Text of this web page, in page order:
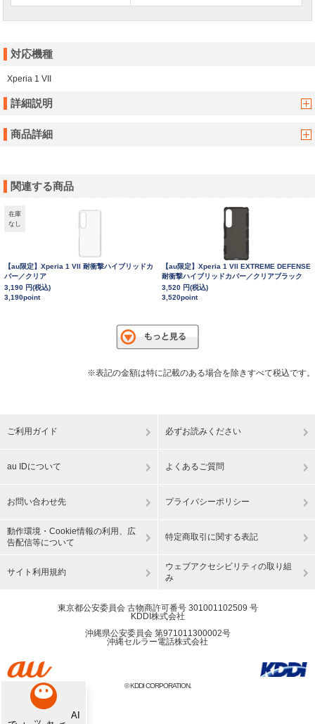
対応機種
Xperia 1 VII
詳細説明
商品詳細
関連する商品
在庫
なし
【au限定】Xperia 1 VII 耐衝撃ハイブリッドカ
バー／クリア
3,190 円(税込)
3,190point
【au限定】Xperia 1 VII EXTREME DEFENSE
耐衝撃ハイブリッドカバー／クリアブラック
3,520 円(税込)
3,520point
※表記の金額は特に記載のある場合を除きすべて税込です。
ご利用ガイド 必ずお読みください
au IDについて よくあるご質問
お問い合わせ先 プライバシーポリシー
動作環境・Cookie情報の利用、広
告配信等について
特定商取引に関する表記
サイト利用規約
ウェブアクセシビリティの取り組
み
東京都公安委員会 古物商許可番号 301001102509 号
KDDI株式会社
沖縄県公安委員会 第971011300002号
沖縄セルラー電話株式会社
© KDDI CORPORATION.